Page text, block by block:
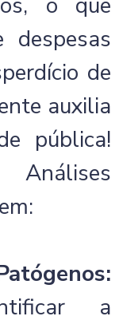
de
auxilia
pública!
a